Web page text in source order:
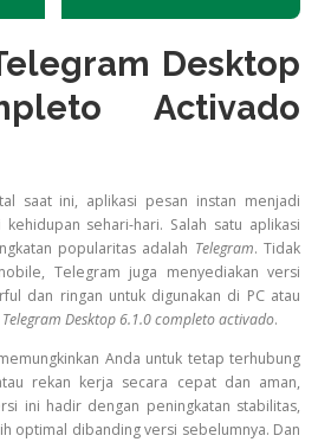
Desktop
Activado
saat ini, aplikasi pesan instan menjadi
sehari-hari. Salah satu aplikasi
popularitas adalah Telegram. Tidak
Telegram juga menyediakan versi
dan ringan untuk digunakan di PC atau
Telegram Desktop 6.1.0 completo activado.
Anda untuk tetap terhubung
rekan kerja secara cepat dan aman,
ini hadir dengan peningkatan stabilitas,
optimal dibanding versi sebelumnya. Dan